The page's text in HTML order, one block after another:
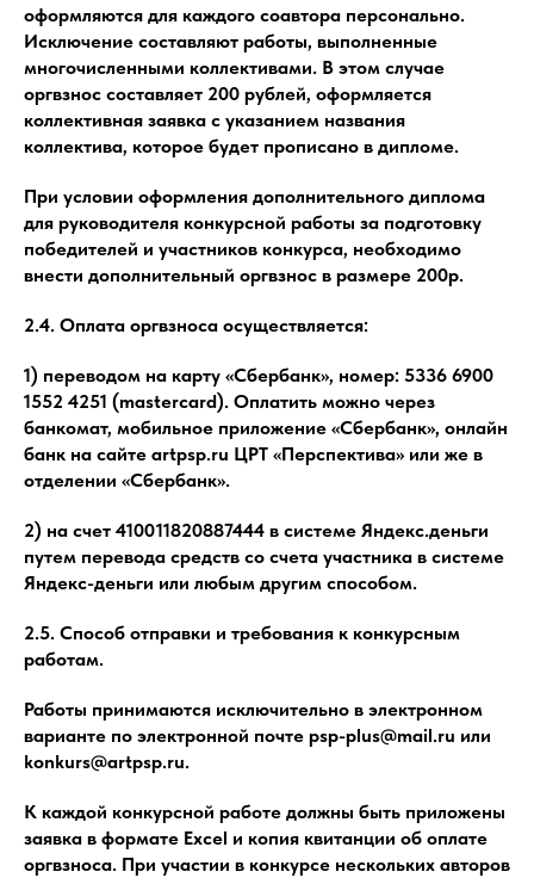
оформляются для каждого соавтора персонально.
Исключение составляют работы, выполненные
многочисленными коллективами. В этом случае
оргвзнос составляет 200 рублей, оформляется
коллективная заявка с указанием названия
коллектива, которое будет прописано в дипломе.
При условии оформления дополнительного диплома
для руководителя конкурсной работы за подготовку
победителей и участников конкурса, необходимо
внести дополнительный оргвзнос в размере 200р.
2.4. Оплата оргвзноса осуществляется:
1) переводом на карту «Сбербанк», номер: 5336 6900
1552 4251 (mastercard). Оплатить можно через
банкомат, мобильное приложение «Сбербанк», онлайн
банк на сайте artpsp.ru ЦРТ «Перспектива» или же в
отделении «Сбербанк».
2) на счет 410011820887444 в системе Яндекс.деньги
путем перевода средств со счета участника в системе
Яндекс-деньги или любым другим способом.
2.5. Способ отправки и требования к конкурсным
работам.
Работы принимаются исключительно в электронном
варианте по электронной почте psp-plus@mail.ru или
konkurs@artpsp.ru.
К каждой конкурсной работе должны быть приложены
заявка в формате Excel и копия квитанции об оплате
оргвзноса. При участии в конкурсе нескольких авторов